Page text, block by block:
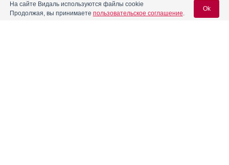
На сайте Видаль используются файлы cookie
Продолжая, вы принимаете пользовательское соглашение.
Ok